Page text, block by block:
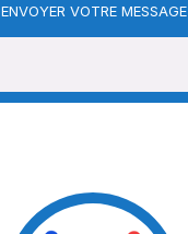
ENVOYER VOTRE MESSAGE